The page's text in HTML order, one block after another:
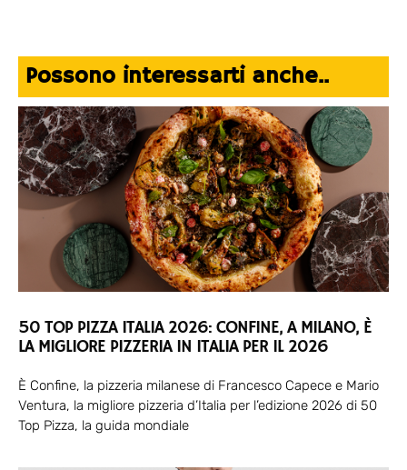
Possono interessarti anche..
50 TOP PIZZA ITALIA 2026: CONFINE, A MILANO, È
LA MIGLIORE PIZZERIA IN ITALIA PER IL 2026
È Confine, la pizzeria milanese di Francesco Capece e Mario
Ventura, la migliore pizzeria d’Italia per l’edizione 2026 di 50
Top Pizza, la guida mondiale